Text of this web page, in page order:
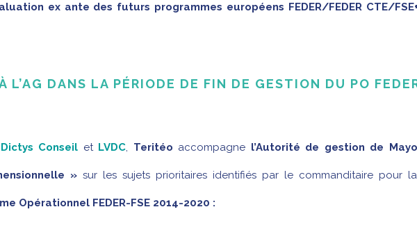
ex ante des futurs programmes européens FEDER/FEDER CTE/
L’AG DANS LA PÉRIODE DE FIN DE GESTION DU PO
Dictys Conseil et LVDC, Teritéo accompagne l’Autorité de gestion de
» sur les sujets prioritaires identifiés par le commanditaire pour
Opérationnel FEDER-FSE 2014-2020 :